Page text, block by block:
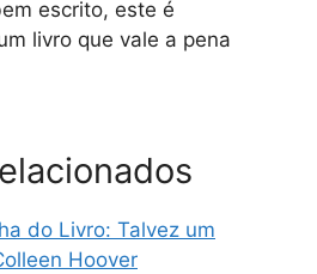
escrito, este é
livro que vale a pena
do Livro: Talvez um
Hoover